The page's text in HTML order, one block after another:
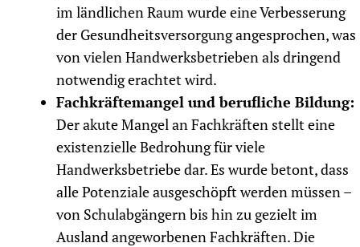
im ländlichen Raum wurde eine Verbesserung
der Gesundheitsversorgung angesprochen, was
von vielen Handwerksbetrieben als dringend
notwendig erachtet wird.
Fachkräftemangel und berufliche Bildung:
Der akute Mangel an Fachkräften stellt eine
existenzielle Bedrohung für viele
Handwerksbetriebe dar. Es wurde betont, dass
alle Potenziale ausgeschöpft werden müssen –
von Schulabgängern bis hin zu gezielt im
Ausland angeworbenen Fachkräften. Die